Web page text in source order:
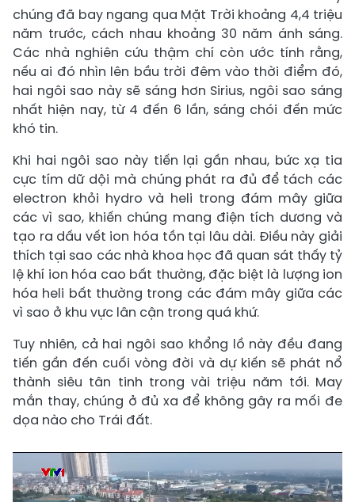
chúng đã bay ngang qua Mặt Trời khoảng 4,4 triệu
năm trước, cách nhau khoảng 30 năm ánh sáng.
Các nhà nghiên cứu thậm chí còn ước tính rằng,
nếu ai đó nhìn lên bầu trời đêm vào thời điểm đó,
hai ngôi sao này sẽ sáng hơn Sirius, ngôi sao sáng
nhất hiện nay, từ 4 đến 6 lần, sáng chói đến mức
khó tin.
Khi hai ngôi sao này tiến lại gần nhau, bức xạ tia
cực tím dữ dội mà chúng phát ra đủ để tách các
electron khỏi hydro và heli trong đám mây giữa
các vì sao, khiến chúng mang điện tích dương và
tạo ra dấu vết ion hóa tồn tại lâu dài. Điều này giải
thích tại sao các nhà khoa học đã quan sát thấy tỷ
lệ khí ion hóa cao bất thường, đặc biệt là lượng ion
hóa heli bất thường trong các đám mây giữa các
vì sao ở khu vực lân cận trong quá khứ.
Tuy nhiên, cả hai ngôi sao khổng lồ này đều đang
tiến gần đến cuối vòng đời và dự kiến ​​sẽ phát nổ
thành siêu tân tinh trong vài triệu năm tới. May
mắn thay, chúng ở đủ xa để không gây ra mối đe
dọa nào cho Trái đất.